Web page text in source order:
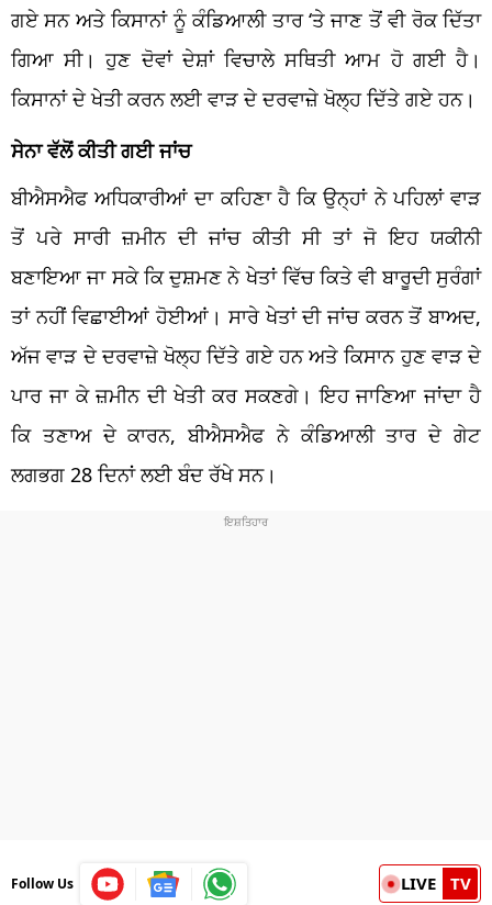
ਗਏ ਸਨ ਅਤੇ ਕਿਸਾਨਾਂ ਨੂੰ ਕੰਡਿਆਲੀ ਤਾਰ ‘ਤੇ ਜਾਣ ਤੋਂ ਵੀ ਰੋਕ ਦਿੱਤਾ
ਗਿਆ ਸੀ। ਹੁਣ ਦੋਵਾਂ ਦੇਸ਼ਾਂ ਵਿਚਾਲੇ ਸਥਿਤੀ ਆਮ ਹੋ ਗਈ ਹੈ।
ਕਿਸਾਨਾਂ ਦੇ ਖੇਤੀ ਕਰਨ ਲਈ ਵਾੜ ਦੇ ਦਰਵਾਜ਼ੇ ਖੋਲ੍ਹ ਦਿੱਤੇ ਗਏ ਹਨ।
ਸੇਨਾ ਵੱਲੋਂ ਕੀਤੀ ਗਈ ਜਾਂਚ
ਬੀਐਸਐਫ ਅਧਿਕਾਰੀਆਂ ਦਾ ਕਹਿਣਾ ਹੈ ਕਿ ਉਨ੍ਹਾਂ ਨੇ ਪਹਿਲਾਂ ਵਾੜ
ਤੋਂ ਪਰੇ ਸਾਰੀ ਜ਼ਮੀਨ ਦੀ ਜਾਂਚ ਕੀਤੀ ਸੀ ਤਾਂ ਜੋ ਇਹ ਯਕੀਨੀ
ਬਣਾਇਆ ਜਾ ਸਕੇ ਕਿ ਦੁਸ਼ਮਣ ਨੇ ਖੇਤਾਂ ਵਿੱਚ ਕਿਤੇ ਵੀ ਬਾਰੂਦੀ ਸੁਰੰਗਾਂ
ਤਾਂ ਨਹੀਂ ਵਿਛਾਈਆਂ ਹੋਈਆਂ। ਸਾਰੇ ਖੇਤਾਂ ਦੀ ਜਾਂਚ ਕਰਨ ਤੋਂ ਬਾਅਦ,
ਅੱਜ ਵਾੜ ਦੇ ਦਰਵਾਜ਼ੇ ਖੋਲ੍ਹ ਦਿੱਤੇ ਗਏ ਹਨ ਅਤੇ ਕਿਸਾਨ ਹੁਣ ਵਾੜ ਦੇ
ਪਾਰ ਜਾ ਕੇ ਜ਼ਮੀਨ ਦੀ ਖੇਤੀ ਕਰ ਸਕਣਗੇ। ਇਹ ਜਾਣਿਆ ਜਾਂਦਾ ਹੈ
ਕਿ ਤਣਾਅ ਦੇ ਕਾਰਨ, ਬੀਐਸਐਫ ਨੇ ਕੰਡਿਆਲੀ ਤਾਰ ਦੇ ਗੇਟ
ਲਗਭਗ 28 ਦਿਨਾਂ ਲਈ ਬੰਦ ਰੱਖੇ ਸਨ।
Follow Us LIVE TV